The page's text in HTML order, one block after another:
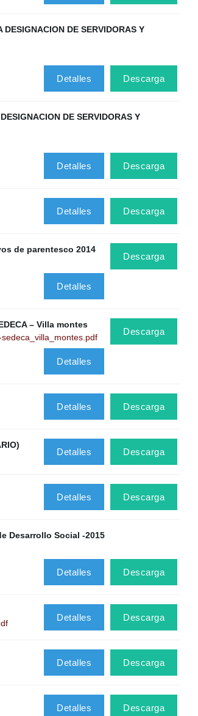
DE SERVIDORAS Y
Descarga
Detalles
DE SERVIDORAS Y
Descarga
Detalles
Descarga
Detalles
de parentesco 2014
Descarga
Detalles
– Villa montes
Descarga
Detalles
Descarga
Detalles
Descarga
Detalles
Descarga
Detalles
Desarrollo Social -2015
Descarga
Detalles
Descarga
Detalles
Descarga
Detalles
Descarga
Detalles